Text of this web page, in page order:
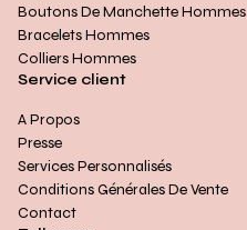
Boutons De Manchette Hommes
Bracelets Hommes
Colliers Hommes
Service client
A Propos
Presse
Services Personnalisés
Conditions Générales De Vente
Contact